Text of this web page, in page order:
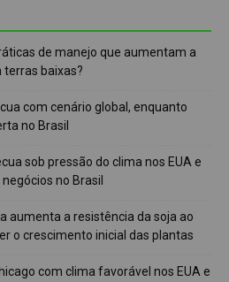
de manejo que aumentam a
terras baixas?
com cenário global, enquanto
no Brasil
sob pressão do clima nos EUA e
no Brasil
aumenta a resistência da soja ao
o crescimento inicial das plantas
com clima favorável nos EUA e